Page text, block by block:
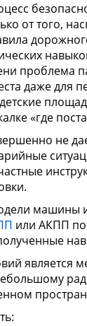
от того,
проблема
даже для
«где
не
машины
или АКПП
является